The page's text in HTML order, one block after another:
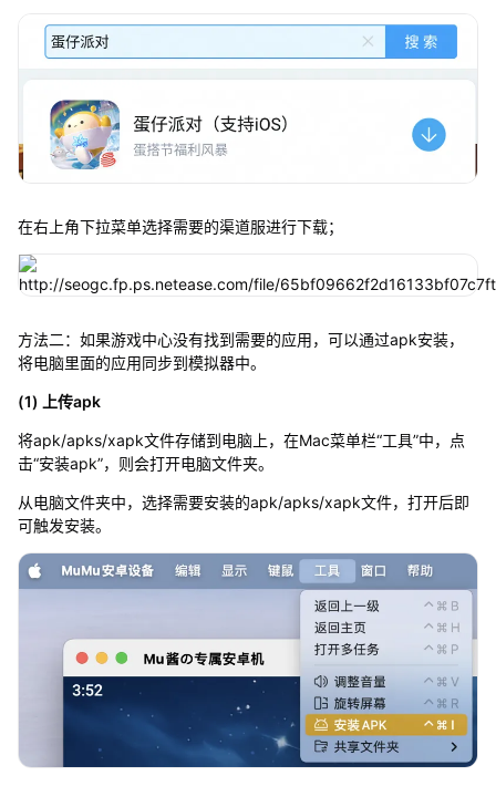
在右上角下拉菜单选择需要的渠道服进行下载；
方法二：如果游戏中心没有找到需要的应用，可以通过apk安装，
将电脑里面的应用同步到模拟器中。
(1) 上传apk
将apk/apks/xapk文件存储到电脑上，在Mac菜单栏“工具”中，点
击“安装apk”，则会打开电脑文件夹。
从电脑文件夹中，选择需要安装的apk/apks/xapk文件，打开后即
可触发安装。